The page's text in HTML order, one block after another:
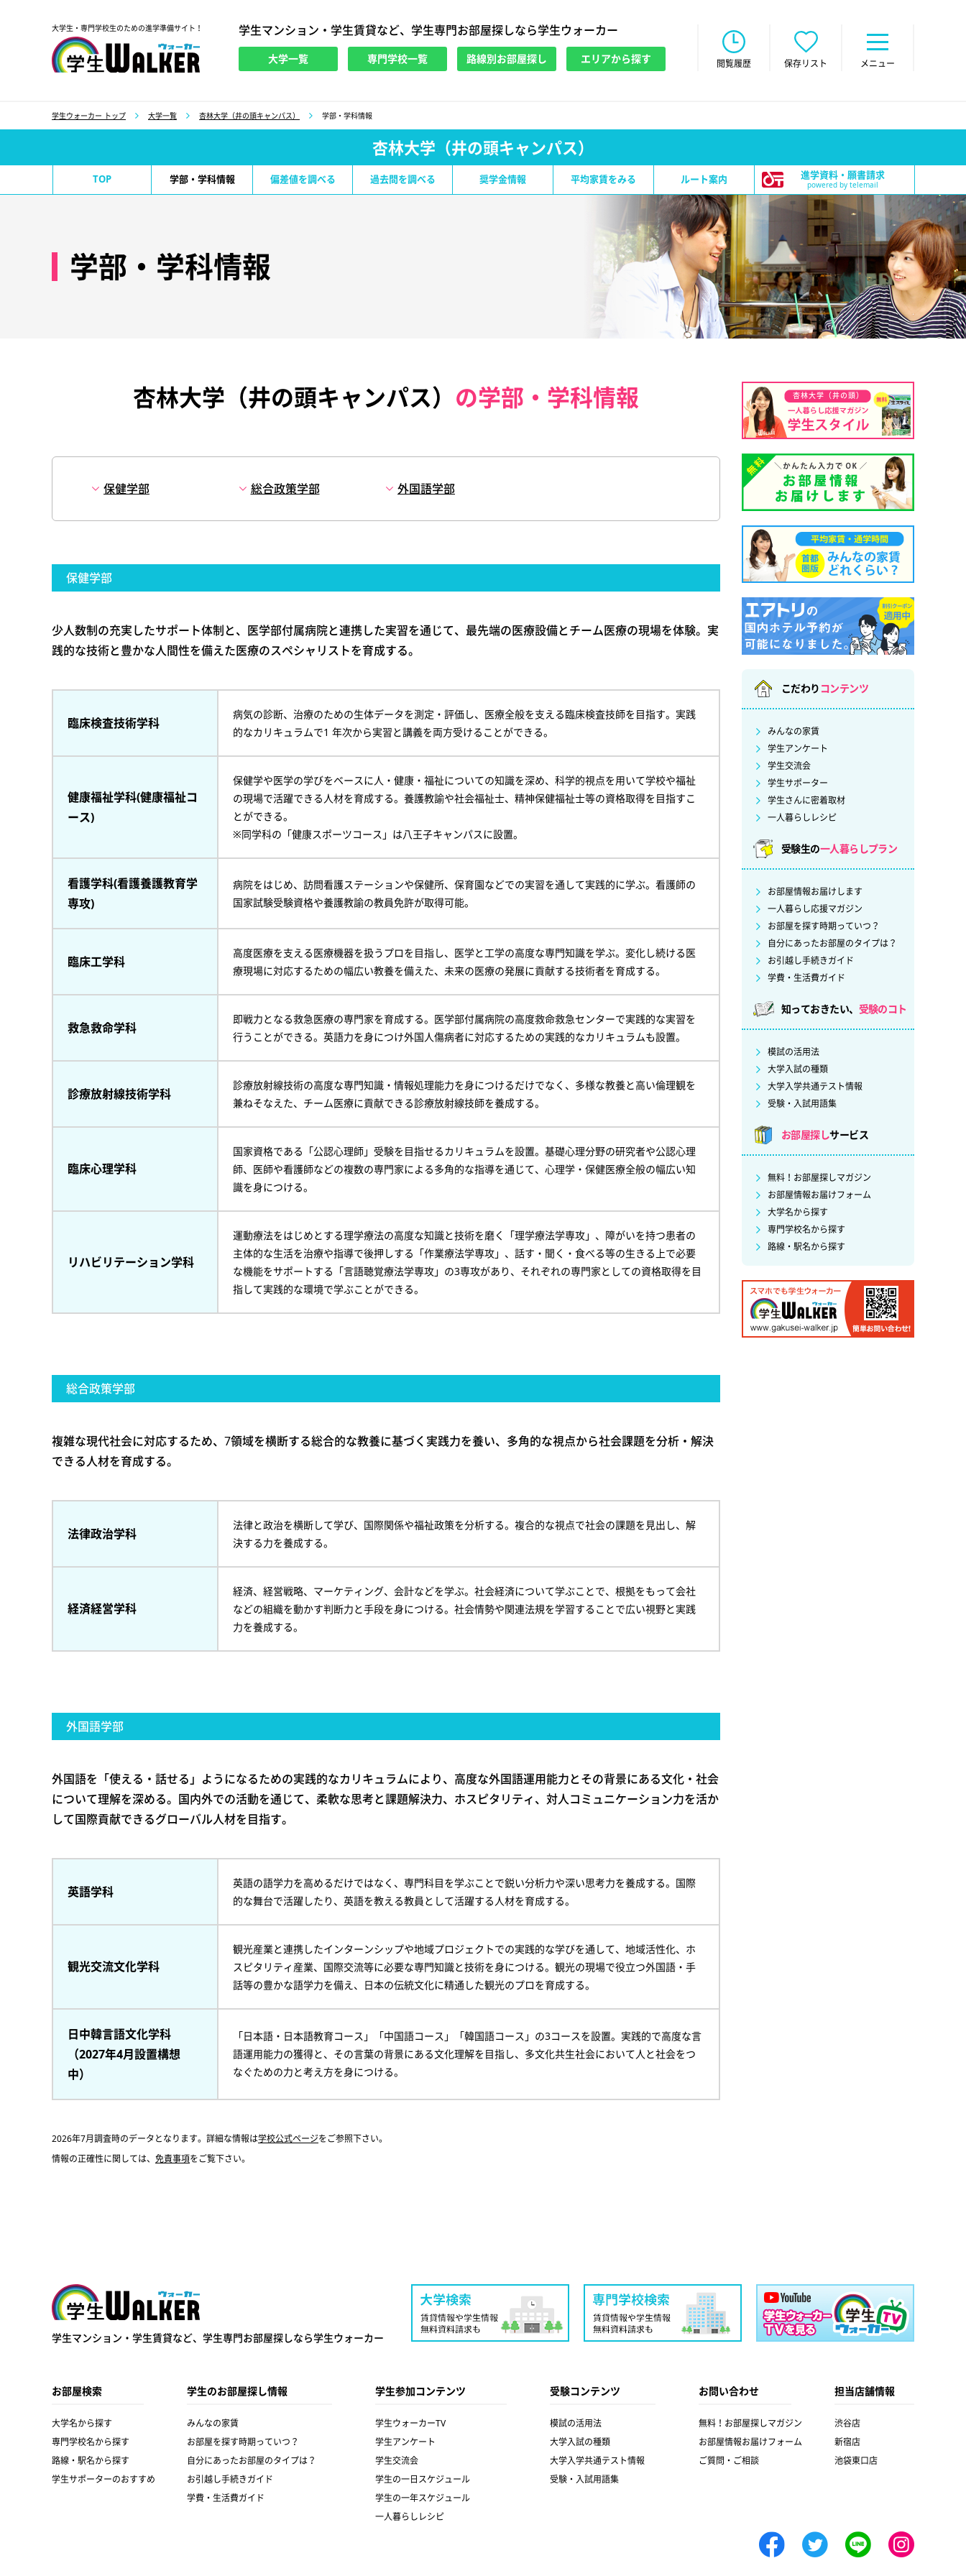
大学生・専門学校生のための進学準備サイト！ 学生マンション・学生賃貸など、学生専門お部屋探しなら学生ウォーカー
大学一覧 専門学校一覧 路線別お部屋探し エリアから探す 閲覧履歴 保存リスト メニュー
学生ウォーカー トップ 大学一覧 杏林大学（井の頭キャンパス） 学部・学科情報
杏林大学（井の頭キャンパス）
TOP 学部・学科情報 偏差値を調べる 過去問を調べる 奨学金情報 平均家賃をみる ルート案内 進学資料・願書請求
powered by telemail
学部・学科情報
杏林大学（井の頭キャンパス） の学部・学科情報
保健学部 総合政策学部 外国語学部
保健学部
少人数制の充実したサポート体制と、医学部付属病院と連携した実習を通じて、最先端の医療設備とチーム医療の現場を体験。実
践的な技術と豊かな人間性を備えた医療のスペシャリストを育成する。
臨床検査技術学科
病気の診断、治療のための生体データを測定・評価し、医療全般を支える臨床検査技師を目指す。実践
的なカリキュラムで1 年次から実習と講義を両方受けることができる。
健康福祉学科(健康福祉コ
ース)
保健学や医学の学びをベースに人・健康・福祉についての知識を深め、科学的視点を用いて学校や福祉
の現場で活躍できる人材を育成する。養護教諭や社会福祉士、精神保健福祉士等の資格取得を目指すこ
とができる。
※同学科の「健康スポーツコース」は八王子キャンパスに設置。
看護学科(看護養護教育学
専攻)
病院をはじめ、訪問看護ステーションや保健所、保育園などでの実習を通して実践的に学ぶ。看護師の
国家試験受験資格や養護教諭の教員免許が取得可能。
臨床工学科
高度医療を支える医療機器を扱うプロを目指し、医学と工学の高度な専門知識を学ぶ。変化し続ける医
療現場に対応するための幅広い教養を備えた、未来の医療の発展に貢献する技術者を育成する。
救急救命学科
即戦力となる救急医療の専門家を育成する。医学部付属病院の高度救命救急センターで実践的な実習を
行うことができる。英語力を身につけ外国人傷病者に対応するための実践的なカリキュラムも設置。
診療放射線技術学科
診療放射線技術の高度な専門知識・情報処理能力を身につけるだけでなく、多様な教養と高い倫理観を
兼ねそなえた、チーム医療に貢献できる診療放射線技師を養成する。
臨床心理学科
国家資格である「公認心理師」受験を目指せるカリキュラムを設置。基礎心理分野の研究者や公認心理
師、医師や看護師などの複数の専門家による多角的な指導を通じて、心理学・保健医療全般の幅広い知
識を身につける。
リハビリテーション学科
運動療法をはじめとする理学療法の高度な知識と技術を磨く「理学療法学専攻」、障がいを持つ患者の
主体的な生活を治療や指導で後押しする「作業療法学専攻」、話す・聞く・食べる等の生きる上で必要
な機能をサポートする「言語聴覚療法学専攻」の3専攻があり、それぞれの専門家としての資格取得を目
指して実践的な環境で学ぶことができる。
総合政策学部
複雑な現代社会に対応するため、7領域を横断する総合的な教養に基づく実践力を養い、多角的な視点から社会課題を分析・解決
できる人材を育成する。
法律政治学科
法律と政治を横断して学び、国際関係や福祉政策を分析する。複合的な視点で社会の課題を見出し、解
決する力を養成する。
経済経営学科
経済、経営戦略、マーケティング、会計などを学ぶ。社会経済について学ぶことで、根拠をもって会社
などの組織を動かす判断力と手段を身につける。社会情勢や関連法規を学習することで広い視野と実践
力を養成する。
外国語学部
外国語を「使える・話せる」ようになるための実践的なカリキュラムにより、高度な外国語運用能力とその背景にある文化・社会
について理解を深める。国内外での活動を通じて、柔軟な思考と課題解決力、ホスピタリティ、対人コミュニケーション力を活か
して国際貢献できるグローバル人材を目指す。
英語学科
英語の語学力を高めるだけではなく、専門科目を学ぶことで鋭い分析力や深い思考力を養成する。国際
的な舞台で活躍したり、英語を教える教員として活躍する人材を育成する。
観光交流文化学科
観光産業と連携したインターンシップや地域プロジェクトでの実践的な学びを通して、地域活性化、ホ
スピタリティ産業、国際交流等に必要な専門知識と技術を身につける。観光の現場で役立つ外国語・手
話等の豊かな語学力を備え、日本の伝統文化に精通した観光のプロを育成する。
日中韓言語文化学科
（2027年4月設置構想
中）
「日本語・日本語教育コース」「中国語コース」「韓国語コース」の3コースを設置。実践的で高度な言
語運用能力の獲得と、その言葉の背景にある文化理解を目指し、多文化共生社会において人と社会をつ
なぐための力と考え方を身につける。
2026年7月調査時のデータとなります。詳細な情報は学校公式ページをご参照下さい。
情報の正確性に関しては、 免責事項をご覧下さい。
杏林大学（井の頭）
こだわり コンテンツ
みんなの家賃
学生アンケート
学生交流会
学生サポーター
学生さんに密着取材
一人暮らしレシピ
受験生の一人暮らしプラン
お部屋情報お届けします
一人暮らし応援マガジン
お部屋を探す時期っていつ？
自分にあったお部屋のタイプは？
お引越し手続きガイド
学費・生活費ガイド
知っておきたい、 受験のコト
模試の活用法
大学入試の種類
大学入学共通テスト情報
受験・入試用語集
お部屋探しサービス
無料！お部屋探しマガジン
お部屋情報お届けフォーム
大学名から探す
専門学校名から探す
路線・駅名から探す
学生ウォーカー
学生マンション・学生賃貸など、 学生専門お部屋探しなら学生ウォーカー
お部屋検索
大学名から探す
専門学校名から探す
路線・駅名から探す
学生サポーターのおすすめ
学生のお部屋探し情報
みんなの家賃
お部屋を探す時期っていつ？
自分にあったお部屋のタイプは？
お引越し手続きガイド
学費・生活費ガイド
学生参加コンテンツ
学生ウォーカーTV
学生アンケート
学生交流会
学生の一日スケジュール
学生の一年スケジュール
一人暮らしレシピ
受験コンテンツ
模試の活用法
大学入試の種類
大学入学共通テスト情報
受験・入試用語集
お問い合わせ
無料！お部屋探しマガジン
お部屋情報お届けフォーム
ご質問・ご相談
担当店舗情報
渋谷店
新宿店
池袋東口店